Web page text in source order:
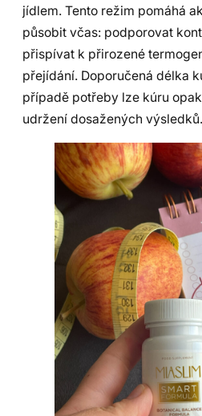
jídlem. Tento režim pomáhá
působit včas: podporovat
přispívat k přirozené
přejídání. Doporučená délka
případě potřeby lze kúru
udržení dosažených výsledků.